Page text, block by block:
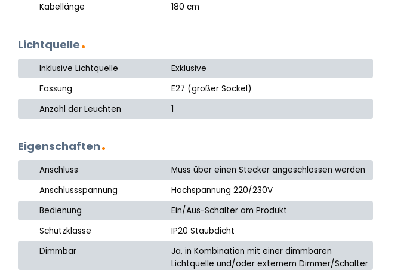
Kabellänge
180 cm
Lichtquelle
Inklusive Lichtquelle
Exklusive
Fassung
E27 (großer Sockel)
Anzahl der Leuchten
1
Eigenschaften
Anschluss
Muss über einen Stecker angeschlossen werden
Anschlussspannung
Hochspannung 220/230V
Bedienung
Ein/Aus-Schalter am Produkt
Schutzklasse
IP20 Staubdicht
Dimmbar
Ja, in Kombination mit einer dimmbaren
Lichtquelle und/oder externem Dimmer/Schalter